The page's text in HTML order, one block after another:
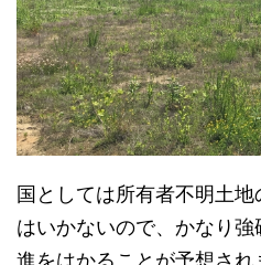
国としては所有者不明土
はいかないので、かなり
進をはかることが予想され